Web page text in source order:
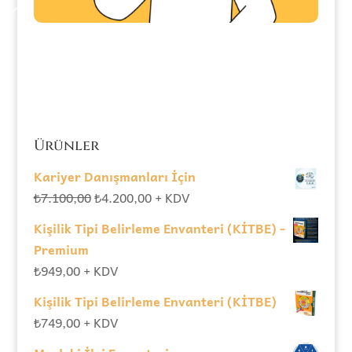
Ürünler
Kariyer Danışmanları İçin
₺7.100,00Orijinal
₺7.100,00.
₺4.200,00Şu
fiyat:
+ KDV
Kişilik Tipi Belirleme Envanteri (KİTBE) -
Premium
₺949,00 + KDV
Kişilik Tipi Belirleme Envanteri (KİTBE)
₺749,00 + KDV